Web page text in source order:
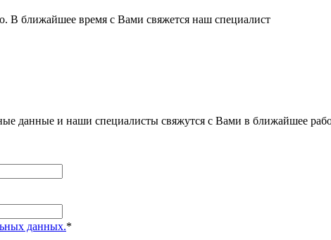
В ближайшее время с Вами свяжется наш специалист
данные и наши специалисты свяжутся с Вами в ближайшее
данных.*